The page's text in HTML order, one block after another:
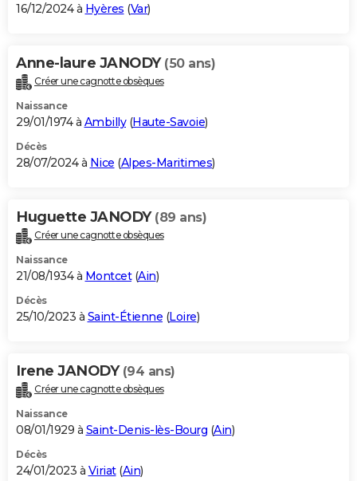
16/12/2024 à Hyères (Var)
Anne-laure JANODY (50 ans)
Créer une cagnotte obsèques
Naissance
29/01/1974 à Ambilly(Haute-Savoie)
Décès
28/07/2024 à Nice (Alpes-Maritimes)
Huguette JANODY (89 ans)
Créer une cagnotte obsèques
Naissance
21/08/1934 à Montcet(Ain)
Décès
25/10/2023 à Saint-Étienne (Loire)
Irene JANODY (94 ans)
Créer une cagnotte obsèques
Naissance
08/01/1929 à Saint-Denis-lès-Bourg (Ain)
Décès
24/01/2023 à Viriat(Ain)